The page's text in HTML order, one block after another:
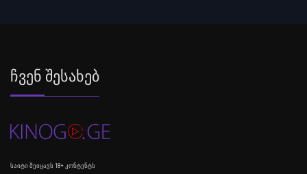
Ჩვენ Შესახებ
საიტი შეიცავს 18+ კონტენტს